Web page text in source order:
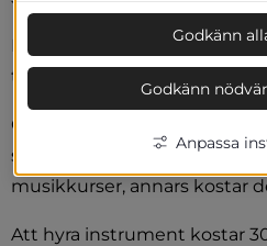
Elev 25 år eller äldre betalar
termin.
Orkesterspel och  Körsång
samtidigt går någon annan
musikkurser, annars kostar
Att hyra instrument kostar
Godkänn
Godkänn
Anpassa